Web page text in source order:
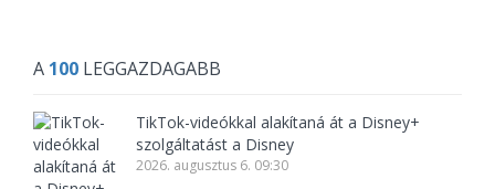
A 100 LEGGAZDAGABB
TikTok-videókkal alakítaná át a Disney+
szolgáltatást a Disney
2026. augusztus 6. 09:30